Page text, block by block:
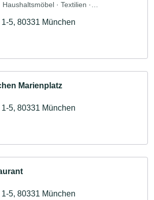
· Textilien ·
· Uhren
5, 80331 München
Marienplatz
5, 80331 München
5, 80331 München